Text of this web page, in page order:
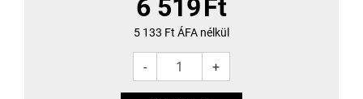
5 133 Ft ÁFA nélkül
- +